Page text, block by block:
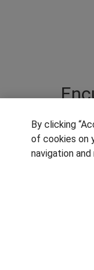
By clicking
of cookies on
navigation